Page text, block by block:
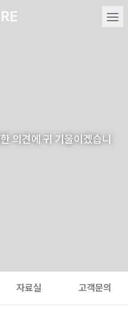
의견에 귀 기울이겠습니
자료실 고객문의